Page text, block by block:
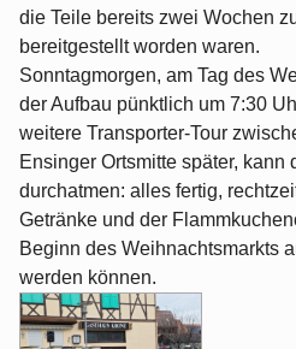
die Teile bereits zwei Wochen
bereitgestellt worden waren.
Sonntagmorgen, am Tag des
der Aufbau pünktlich um 7:30
weitere Transporter-Tour
Ensinger Ortsmitte später, kann
durchatmen: alles fertig,
Getränke und der
Beginn des Weihnachtsmarkts
werden können.